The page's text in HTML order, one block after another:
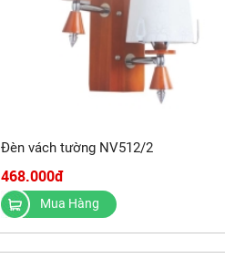
Đèn vách tường NV512/2
468.000đ
Mua Hàng